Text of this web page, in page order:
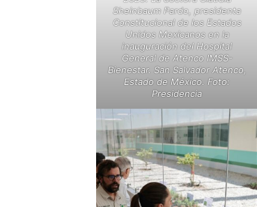
Sheinbaum Pardo, presidenta
Constitucional de los Estados
Unidos Mexicanos en la
inauguración del Hospital
General de Atenco IMSS-
Bienestar. San Salvador Atenco,
Estado de México. Foto:
Presidencia